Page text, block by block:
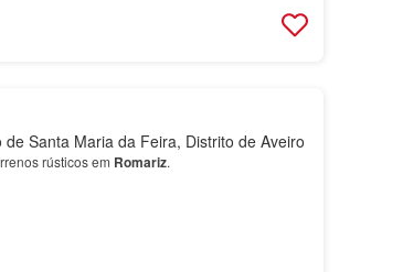
Santa Maria da Feira, Distrito de Aveiro
rústicos em Romariz.